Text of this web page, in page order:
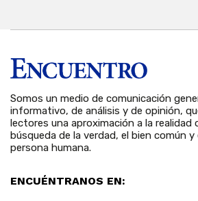
Somos un medio de comunicación
informativo, de análisis y de opinión,
lectores una aproximación a la realidad
búsqueda de la verdad, el bien común
persona humana.
ENCUÉNTRANOS EN: